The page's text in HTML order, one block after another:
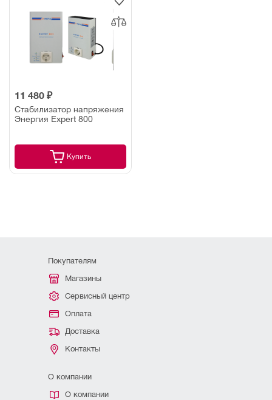
11 480 ₽
Стабилизатор напряжения
Энергия Expert 800
Купить
Покупателям
Магазины
Сервисный центр
Оплата
Доставка
Контакты
О компании
О компании